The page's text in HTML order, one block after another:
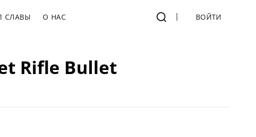
СЛАВЫ О НАС ВОЙТИ
Rifle Bullet